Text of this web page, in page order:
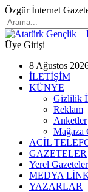
Özgür İnternet
Üye Girişi
8 Ağustos
İLETİŞİM
KÜNYE
Gizlilik
Reklam
Anketler
Mağaza
ACİL
GAZETELER
Yerel Gazeteler
MEDYA
YAZARLAR